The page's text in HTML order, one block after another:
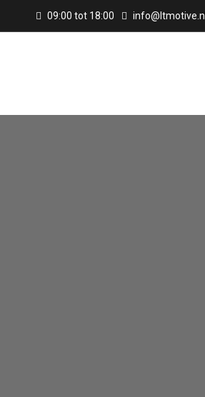
09:00 tot 18:00 info@ltmotive.nl